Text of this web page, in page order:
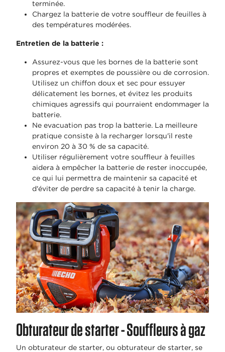
terminée.
Chargez la batterie de votre souffleur de feuilles à
des températures modérées.
Entretien de la batterie :
Assurez-vous que les bornes de la batterie sont
propres et exemptes de poussière ou de corrosion.
Utilisez un chiffon doux et sec pour essuyer
délicatement les bornes, et évitez les produits
chimiques agressifs qui pourraient endommager la
batterie.
Ne evacuation pas trop la batterie. La meilleure
pratique consiste à la recharger lorsqu'il reste
environ 20 à 30 % de sa capacité.
Utiliser régulièrement votre souffleur à feuilles
aidera à empêcher la batterie de rester inoccupée,
ce qui lui permettra de maintenir sa capacité et
d'éviter de perdre sa capacité à tenir la charge.
Obturateur de starter - Souffleurs à gaz
Un obturateur de starter, ou obturateur de starter, se